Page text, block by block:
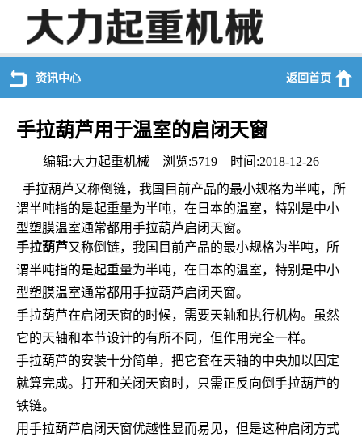
资讯中心 返回首页
手拉葫芦用于温室的启闭天窗
编辑:大力起重机械 浏览:5719 时间:2018-12-26
手拉葫芦又称倒链，我国目前产品的最小规格为半吨，所
谓半吨指的是起重量为半吨，在日本的温室，特别是中小
型塑膜温室通常都用手拉葫芦启闭天窗。
手拉葫芦又称倒链，我国目前产品的最小规格为半吨，所
谓半吨指的是起重量为半吨，在日本的温室，特别是中小
型塑膜温室通常都用手拉葫芦启闭天窗。
手拉葫芦在启闭天窗的时候，需要天轴和执行机构。虽然
它的天轴和本节设计的有所不同，但作用完全一样。
手拉葫芦的安装十分简单，把它套在天轴的中央加以固定
就算完成。打开和关闭天窗时，只需正反向倒手拉葫芦的
铁链。
用手拉葫芦启闭天窗优越性显而易见，但是这种启闭方式